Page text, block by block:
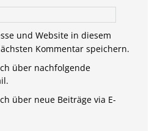
und Website in diesem
Kommentar speichern.
über nachfolgende
über neue Beiträge via E-